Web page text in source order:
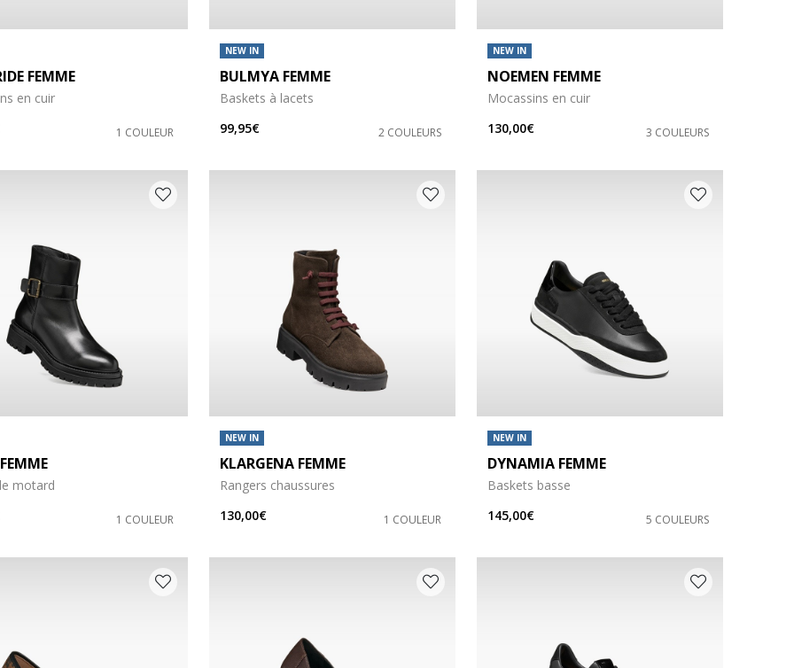
FEMME
en cuir
1 COULEUR
NEW IN
BULMYA FEMME
Baskets à lacets
99,95€
2 COULEURS
NEW IN
NOEMEN FEMME
Mocassins en cuir
130,00€
3 COULEURS
motard
1 COULEUR
NEW IN
KLARGENA FEMME
Rangers chaussures
130,00€
1 COULEUR
NEW IN
DYNAMIA FEMME
Baskets basse
145,00€
5 COULEURS